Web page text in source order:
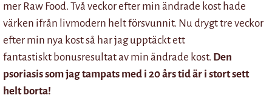
mer Raw Food. Två veckor efter min ändrade kost hade
värken ifrån livmodern helt försvunnit. Nu drygt tre veckor
efter min nya kost så har jag upptäckt ett
fantastiskt bonusresultat av min ändrade kost. Den
psoriasis som jag tampats med i 20 års tid är i stort sett
helt borta!